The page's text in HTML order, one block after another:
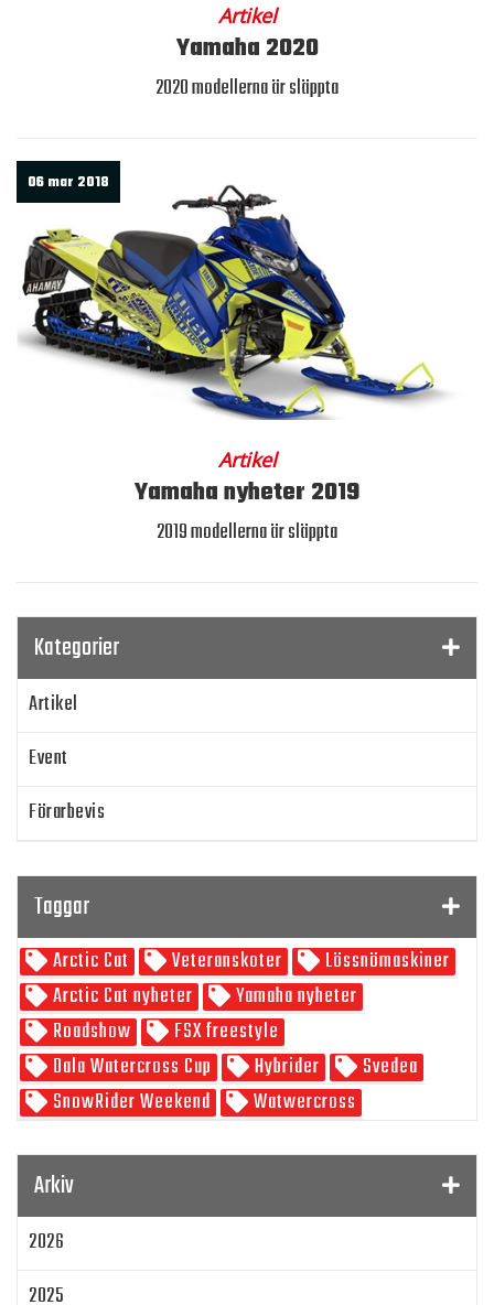
Artikel
Yamaha 2020
2020 modellerna är släppta
06 mar 2018
Artikel
Yamaha nyheter 2019
2019 modellerna är släppta
Kategorier
Artikel
Event
Förarbevis
SnowRider TV
Skoterpodden
Taggar
Arctic Cat Veteranskoter
Lössnömaskiner
Arctic Cat nyheter
Yamaha nyheter
Roadshow
FSX freestyle
Dala Watercross Cup
Hybrider
Svedea
SnowRider Weekend
Watwercross
SnowRider Hoddie
pDrive
Zeppelinarn
Snöskoterkläder TOBE
FXR
Klim
Laga mat
Arkiv
2026
2025